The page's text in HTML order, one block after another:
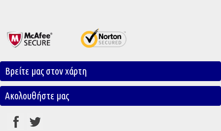
Βρείτε μας στον χάρτη
Ακολουθήστε μας